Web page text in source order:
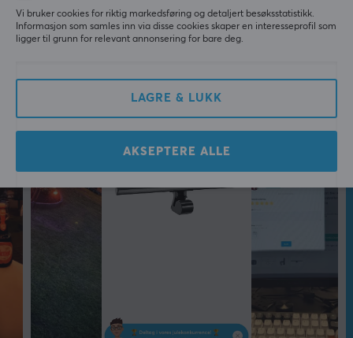
Vi bruker cookies for riktig markedsføring og detaljert besøksstatistikk.
Informasjon som samles inn via disse cookies skaper en interesseprofil som
ligger til grunn for relevant annonsering for bare deg.
LAGRE & LUKK
AKSEPTERE ALLE